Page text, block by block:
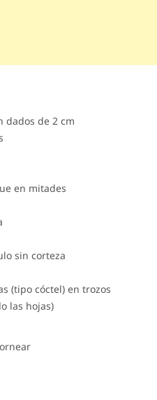
dados de 2 cm
en mitades
sin corteza
(tipo cóctel) en trozos
las hojas)